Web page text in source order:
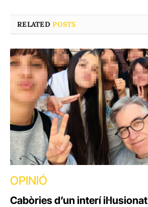
RELATEDPOSTS
OPINIÓ
Cabòries d’un interí il·lusionat